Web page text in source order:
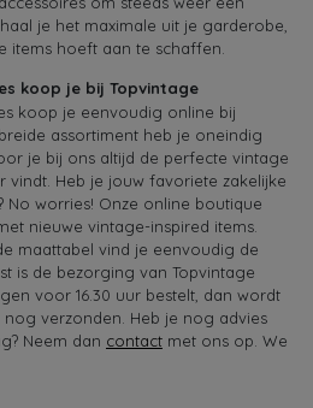
je het maximale uit je garderobe,
items hoeft aan te schaffen.
koop je bij Topvintage
koop je eenvoudig online bij
assortiment heb je oneindig
je bij ons altijd de perfecte vintage
Heb je jouw favoriete zakelijke
worries! Onze online boutique
nieuwe vintage-inspired items.
maattabel vind je eenvoudig de
is de bezorging van Topvintage
voor 16.30 uur bestelt, dan wordt
verzonden. Heb je nog advies
Neem dan contact met ons op. We